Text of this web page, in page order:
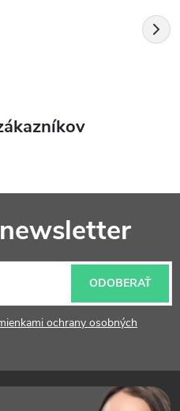
ochrany osobných
ODOBERAŤ